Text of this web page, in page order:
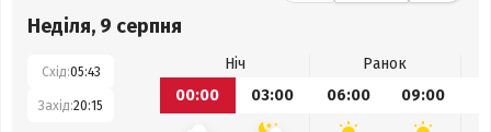
Неділя, 9 серпня
Схід:05:43
Захід:20:15
Ніч
Ранок
00:00
03:00 06:00 09:00